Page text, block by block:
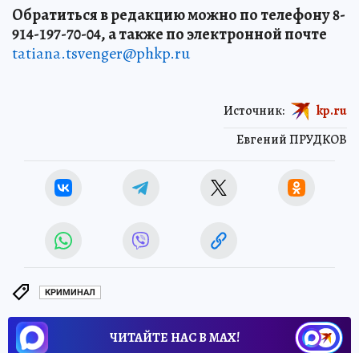
Обратиться в редакцию можно по телефону 8-
914-197-70-04, а также по электронной почте
tatiana.tsvenger@phkp.ru
Евгений ПРУДКОВ
Источник: kp.ru
КРИМИНАЛ
ЧИТАЙТЕ НАС В МАХ!